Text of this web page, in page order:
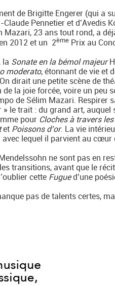
de Brigitte Engerer (qui a
Pennetier et d’Avedis
Mazari, 23 ans tout rond, a
2012 et un 2ème Prix au
la Sonate en la bémol majeur
moderato, étonnant de vie et
dirait une petite scène de
la joie forcée, voire un peu
de Sélim Mazari. Respirer
le trait : du grand art,
pour Cloches à travers
et Poissons d’or. La vie
lequel il parvient au
ne sont pas en
transitions, avant que le
cette Fugued’une
pas de talents certes,